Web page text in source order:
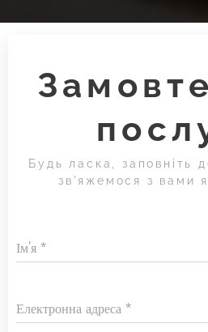
Будь ласка, заповніть
зв'яжемося з вами
Ім'я
Електронна адреса